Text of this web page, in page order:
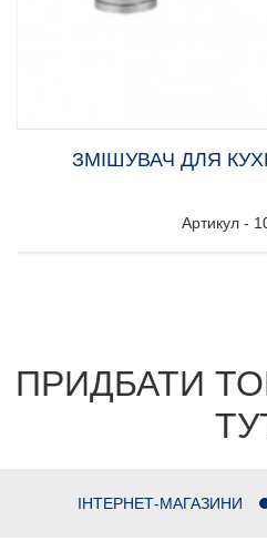
ЗМІШУВАЧ ДЛЯ
Артикул -
ПРИДБАТИ
ІНТЕРНЕТ-МАГАЗИНИ